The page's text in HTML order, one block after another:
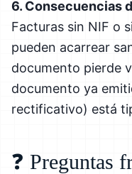
6. Consecuencias
Facturas sin NIF o
pueden acarrear
documento pierde
documento ya
rectificativo) está
❓ Preguntas